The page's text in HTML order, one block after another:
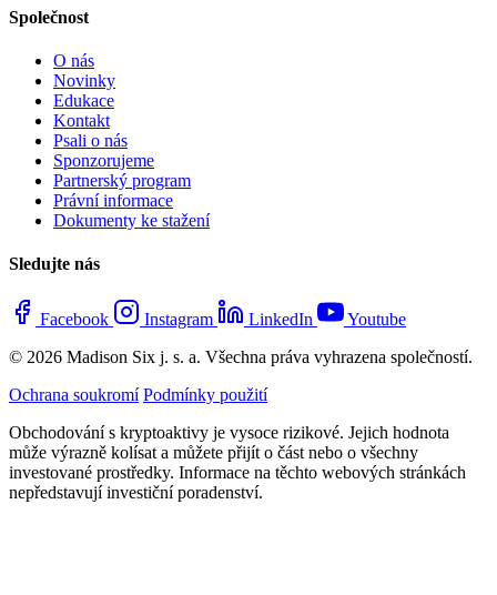
Společnost
O nás
Novinky
Edukace
Kontakt
Psali o nás
Sponzorujeme
Partnerský program
Právní informace
Dokumenty ke stažení
Sledujte nás
Facebook Instagram LinkedIn
Youtube
© 2026 Madison Six j. s. a. Všechna práva vyhrazena společností.
Ochrana soukromí Podmínky použití
Obchodování s kryptoaktivy je vysoce rizikové. Jejich hodnota
může výrazně kolísat a můžete přijít o část nebo o všechny
investované prostředky. Informace na těchto webových stránkách
nepředstavují investiční poradenství.